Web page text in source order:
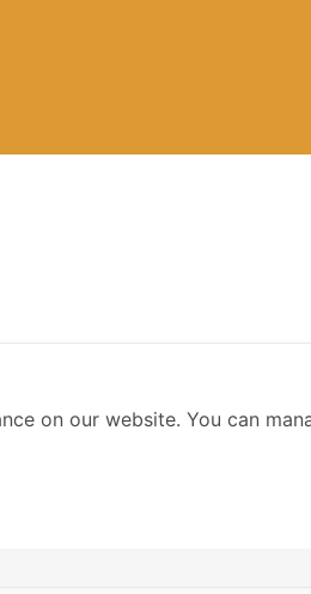
on DMBOK รุ่นที่ 8
ที่ 8
on our website. You can